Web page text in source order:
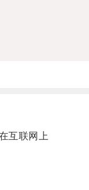
互联网上